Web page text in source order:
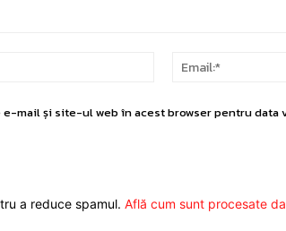
Nume:*
e-mail și site-ul web în acest browser pentru
a reduce spamul. Află cum sunt procesate